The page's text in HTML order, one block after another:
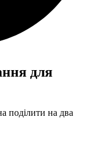
для
поділити на два